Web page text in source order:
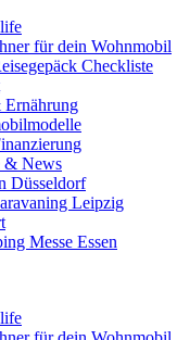
für dein Wohnmobil
Checkliste
Ernährung
& News
Düsseldorf
Leipzig
Messe Essen